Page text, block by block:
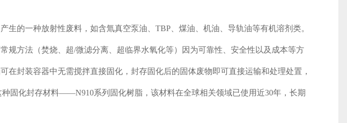
的一种放射性废料，如含氚真空泵油、TBP、煤油、机油、导轨油等有机溶剂类。
规方法（焚烧、超/微滤分离、超临界水氧化等）因为可靠性、安全性以及成本等方
封装容器中无需搅拌直接固化，封存固化后的固体废物即可直接运输和处理处置，
固化封存材料——N910系列固化树脂，该材料在全球相关领域已使用近30年，长期